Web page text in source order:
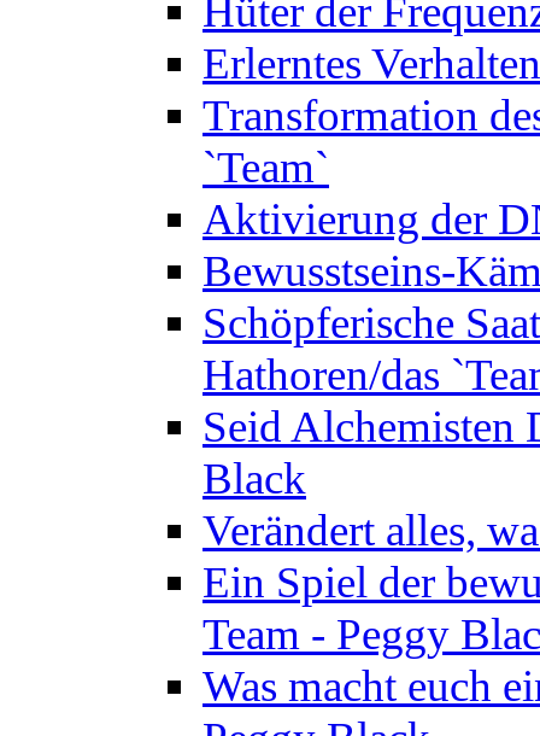
Hüter der
Erlerntes
Transformation
`Team`
Aktivierung der
Bewusstseins-
Schöpferische
Hathoren/das
Seid Alchemisten
Black
Verändert alles,
Ein Spiel der
Team - Peggy
Was macht euch